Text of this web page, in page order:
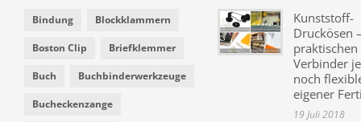
Bindung Blockklammern
Boston Clip Briefklemmer
Buch Buchbinderwerkzeuge
Bucheckenzange
Kunststoff-
Druckösen
praktischen
Verbinder
noch
eigener
19 Juli 2018